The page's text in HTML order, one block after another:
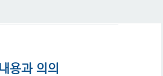
용과 의의